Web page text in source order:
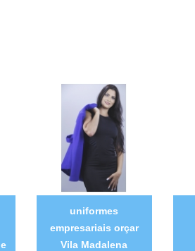
uniformes
empresariais orçar
Vila Madalena